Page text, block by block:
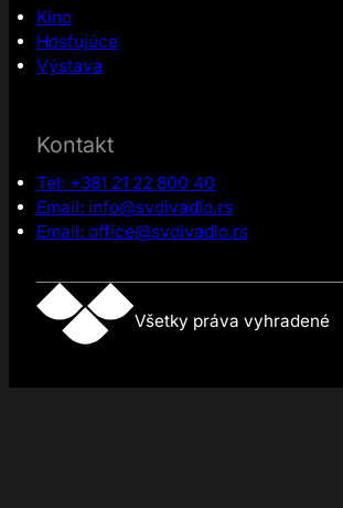
Kino
Hosťujúce
Výstava
Kontakt
Tel: +381 21 22 800 40
Email: info@svdivadlo.rs
Email: office@svdivadlo.rs
Všetky práva vyhradené